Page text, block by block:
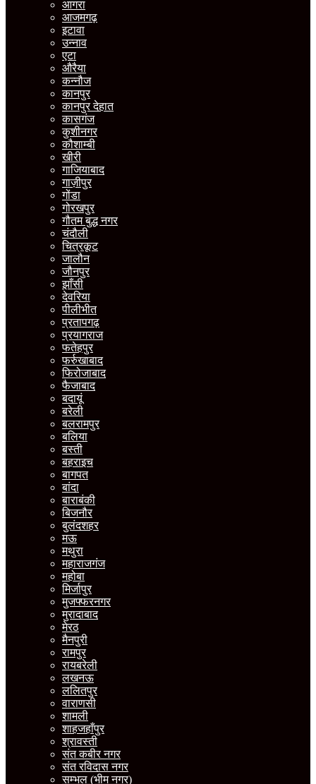
आगरा
आजमगढ़
इटावा
उन्नाव
एटा
औरैया
कन्नौज
कानपुर
कानपुर देहात
कासगंज
कुशीनगर
कौशाम्बी
खीरी
गाजियाबाद
गाज़ीपुर
गोंडा
गोरखपुर
गौतम बुद्ध नगर
चंदौली
चित्रकूट
जालौन
जौनपुर
झाँसी
देवरिया
पीलीभीत
प्रतापगढ़
प्रयागराज
फतेहपुर
फर्रुखाबाद
फिरोजाबाद
फैजाबाद
बदायूं
बरेली
बलरामपुर
बलिया
बस्ती
बहराइच
बागपत
बांदा
बाराबंकी
बिजनौर
बुलंदशहर
मऊ
मथुरा
महाराजगंज
महोबा
मिर्जापुर
मुजफ्फरनगर
मुरादाबाद
मेरठ
मैनपुरी
रामपुर
रायबरेली
लखनऊ
ललितपुर
वाराणसी
शामली
शाहजहाँपुर
श्रावस्ती
संत कबीर नगर
संत रविदास नगर
सम्भल (भीम नगर)